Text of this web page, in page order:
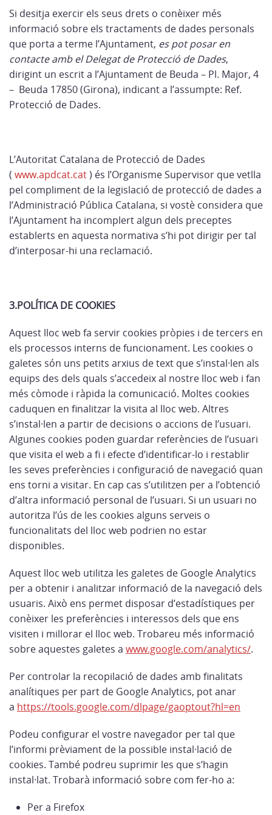
Si desitja exercir els seus drets o conèixer més
informació sobre els tractaments de dades personals
que porta a terme l’Ajuntament, es pot posar en
contacte amb el Delegat de Protecció de Dades,
dirigint un escrit a l’Ajuntament de Beuda – Pl. Major, 4
– Beuda 17850 (Girona), indicant a l’assumpte: Ref.
Protecció de Dades.
L’Autoritat Catalana de Protecció de Dades
( www.apdcat.cat) és l’Organisme Supervisor que vetlla
pel compliment de la legislació de protecció de dades a
l’Administració Pública Catalana, si vostè considera que
l’Ajuntament ha incomplert algun dels preceptes
establerts en aquesta normativa s’hi pot dirigir per tal
d’interposar-hi una reclamació.
3.POLÍTICA DE COOKIES
Aquest lloc web fa servir cookies pròpies i de tercers en
els processos interns de funcionament. Les cookies o
galetes són uns petits arxius de text que s’instal·len als
equips des dels quals s’accedeix al nostre lloc web i fan
més còmode i ràpida la comunicació. Moltes cookies
caduquen en finalitzar la visita al lloc web. Altres
s’instal·len a partir de decisions o accions de l’usuari.
Algunes cookies poden guardar referències de l’usuari
que visita el web a fi i efecte d’identificar-lo i restablir
les seves preferències i configuració de navegació quan
ens torni a visitar. En cap cas s’utilitzen per a l’obtenció
d’altra informació personal de l’usuari. Si un usuari no
autoritza l’ús de les cookies alguns serveis o
funcionalitats del lloc web podrien no estar
disponibles.
Aquest lloc web utilitza les galetes de Google Analytics
per a obtenir i analitzar informació de la navegació dels
usuaris. Això ens permet disposar d’estadístiques per
conèixer les preferències i interessos dels que ens
visiten i millorar el lloc web. Trobareu més informació
sobre aquestes galetes a www.google.com/analytics/.
Per controlar la recopilació de dades amb finalitats
analítiques per part de Google Analytics, pot anar
a https://tools.google.com/dlpage/gaoptout?hl=en
Podeu configurar el vostre navegador per tal que
l’informi prèviament de la possible instal·lació de
cookies. També podreu suprimir les que s’hagin
instal·lat. Trobarà informació sobre com fer-ho a:
Per a Firefox